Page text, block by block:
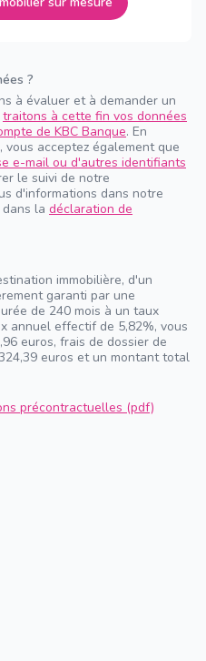
?
à évaluer et à demander un
traitons à cette fin vos données
de KBC Banque. En
acceptez également que
e-mail ou d'autres identifiants
le suivi de notre
d'informations dans notre
la déclaration de
immobilière, d'un
garanti par une
de 240 mois à un taux
annuel effectif de 5,82%, vous
euros, frais de dossier de
euros et un montant total
précontractuelles (pdf)